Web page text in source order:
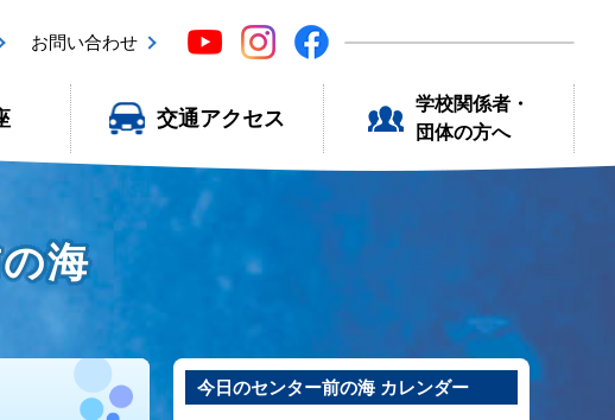
お問い合わせ
交通アクセス
学校関係者・
団体の方へ
海
今日のセンター前の海 カレンダー